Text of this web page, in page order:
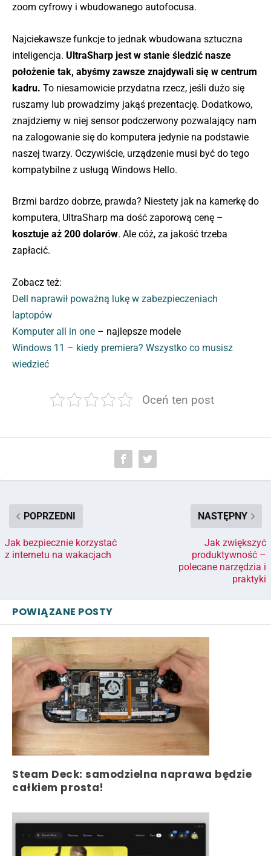
zoom cyfrowy i wbudowanego autofocusa.
Najciekawsze funkcje to jednak wbudowana sztuczna
inteligencja. UltraSharp jest w stanie śledzić nasze
położenie tak, abyśmy zawsze znajdywali się w centrum
kadru. To niesamowicie przydatna rzecz, jeśli dużo się
ruszamy lub prowadzimy jakąś prezentację. Dodatkowo,
znajdziemy w niej sensor podczerwony pozwalający nam
na zalogowanie się do komputera jedynie na podstawie
naszej twarzy. Oczywiście, urządzenie musi być do tego
kompatybilne z usługą Windows Hello.
Brzmi bardzo dobrze, prawda? Niestety jak na kamerkę do
komputera, UltraSharp ma dość zaporową cenę –
kosztuje aż 200 dolarów. Ale cóż, za jakość trzeba
zapłacić.
Zobacz też:
Dell naprawił poważną lukę w zabezpieczeniach
laptopów
Komputer all in one – najlepsze modele
Windows 11 – kiedy premiera? Wszystko co musisz
wiedzieć
Oceń ten post
POPRZEDNI
Jak bezpiecznie korzystać
z internetu na wakacjach
NASTĘPNY
Jak zwiększyć
produktywność –
polecane narzędzia i
praktyki
POWIĄZANE POSTY
Steam Deck: samodzielna naprawa będzie
całkiem prosta!